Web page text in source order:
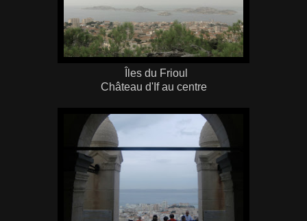
Îles du Frioul
Château d'If au centre